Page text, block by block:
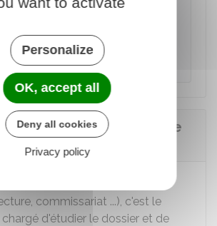
déjà saisi le juge pour obtenir
vous devez le signaler et en
demande d'OST est-elle
lieu où votre demande est
commissariat ...), c'est le
d'étudier le dossier et de
Personalize
OK, accept all
Deny all cookies
Privacy policy